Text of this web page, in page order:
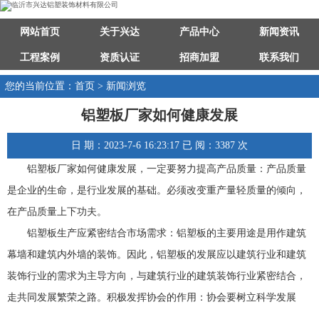
网站首页 关于兴达 产品中心 新闻资讯
工程案例 资质认证 招商加盟 联系我们
您的当前位置：首页 > 新闻浏览
铝塑板厂家如何健康发展
日 期：2023-7-6 16:23:17 已 阅：3387 次
铝塑板厂家如何健康发展，一定要努力提高产品质量：产品质量
是企业的生命，是行业发展的基础。必须改变重产量轻质量的倾向，
在产品质量上下功夫。
铝塑板生产应紧密结合市场需求：铝塑板的主要用途是用作建筑
幕墙和建筑内外墙的装饰。因此，铝塑板的发展应以建筑行业和建筑
装饰行业的需求为主导方向，与建筑行业的建筑装饰行业紧密结合，
走共同发展繁荣之路。积极发挥协会的作用：协会要树立科学发展